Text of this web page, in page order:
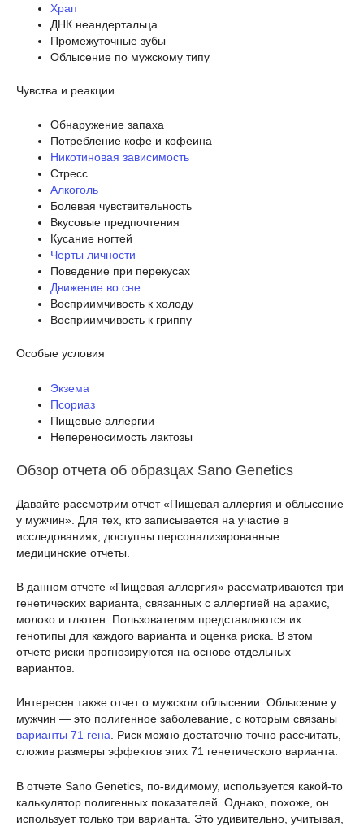
Храп
ДНК неандертальца
Промежуточные зубы
Облысение по мужскому типу
Чувства и реакции
Обнаружение запаха
Потребление кофе и кофеина
Никотиновая зависимость
Стресс
Алкоголь
Болевая чувствительность
Вкусовые предпочтения
Кусание ногтей
Черты личности
Поведение при перекусах
Движение во сне
Восприимчивость к холоду
Восприимчивость к гриппу
Особые условия
Экзема
Псориаз
Пищевые аллергии
Непереносимость лактозы
Обзор отчета об образцах Sano Genetics
Давайте рассмотрим отчет «Пищевая аллергия и облысение
у мужчин». Для тех, кто записывается на участие в
исследованиях, доступны персонализированные
медицинские отчеты.
В данном отчете «Пищевая аллергия» рассматриваются три
генетических варианта, связанных с аллергией на арахис,
молоко и глютен. Пользователям представляются их
генотипы для каждого варианта и оценка риска. В этом
отчете риски прогнозируются на основе отдельных
вариантов.
Интересен также отчет о мужском облысении. Облысение у
мужчин — это полигенное заболевание, с которым связаны
варианты 71 гена. Риск можно достаточно точно рассчитать,
сложив размеры эффектов этих 71 генетического варианта.
В отчете Sano Genetics, по-видимому, используется какой-то
калькулятор полигенных показателей. Однако, похоже, он
использует только три варианта. Это удивительно, учитывая,